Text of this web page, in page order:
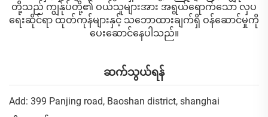
တို့သည် ကျွန်ုပ်တို့၏ ဝယ်သူများအား အရွယ်ရောက်သော လှပ
ရေးဆိုင်ရာ ထုတ်ကုန်များနှင့် သဘောထားချက်ရှိ ဝန်ဆောင်မှုကို
ပေးဆောင်နေပါသည်။
ဆက်သွယ်ရန်
Add: 399 Panjing road, Baoshan district, shanghai